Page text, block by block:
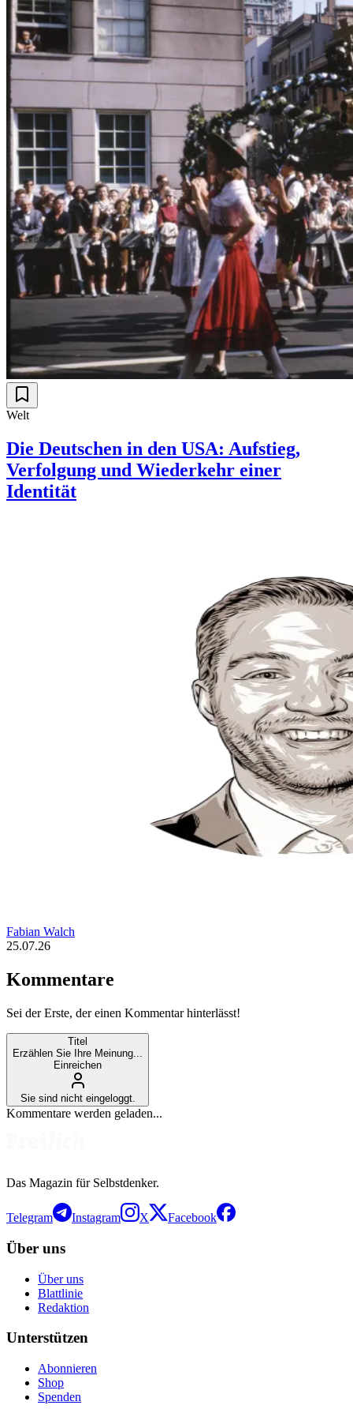
Welt
Die Deutschen in den USA: Aufstieg,
Verfolgung und Wiederkehr einer
Identität
Fabian Walch
25.07.26
Kommentare
Sei der Erste, der einen Kommentar hinterlässt!
Titel
Erzählen Sie Ihre Meinung...
Einreichen
Sie sind nicht eingeloggt.
Kommentare werden geladen...
Das Magazin für Selbstdenker.
Telegram Instagram X Facebook
Über uns
Über uns
Blattlinie
Redaktion
Unterstützen
Abonnieren
Shop
Spenden